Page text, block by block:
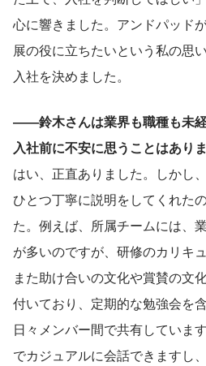
心に響きました。アンドパッド
展の役に立ちたいという私の思
入社を決めました。
――鈴木さんは業界も職種も未経
入社前に不安に思うことはあり
はい、正直ありました。しかし
ひとつ丁寧に説明をしてくれた
た。例えば、所属チームには、
が多いのですが、研修のカリキ
また助け合いの文化や賞賛の文
付いており、定期的な勉強会を
日々メンバー間で共有していま
でカジュアルに会話できますし